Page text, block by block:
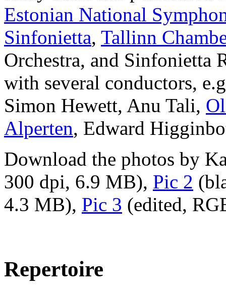
Estonian National
Sinfonietta, Tallinn
Orchestra, and Sinfonietta
with several conductors,
Simon Hewett, Anu Tali,
Alperten, Edward
Download the photos by
300 dpi, 6.9 MB), Pic 2
4.3 MB), Pic 3 (edited,
Repertoire